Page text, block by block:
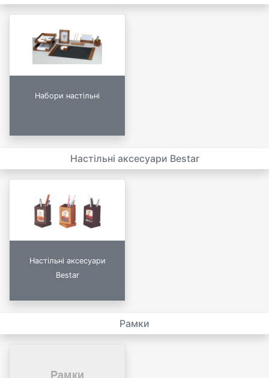
Набори настільні
Настільні аксесуари Bestar
Настільні аксесуари
Bestar
Рамки